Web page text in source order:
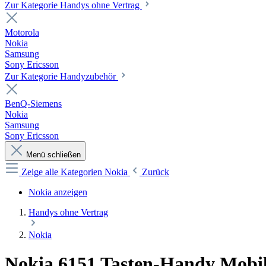
Zur Kategorie Handys ohne Vertrag
Motorola
Nokia
Samsung
Sony Ericsson
Zur Kategorie Handyzubehör
BenQ-Siemens
Nokia
Samsung
Sony Ericsson
Menü schließen
Zeige alle Kategorien Nokia
Zurück
Nokia anzeigen
Handys ohne Vertrag
Nokia